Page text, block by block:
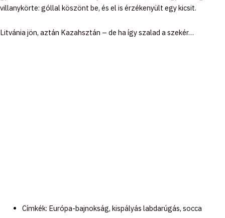
villanykörte: góllal köszönt be, és el is érzékenyült egy kicsit.
Litvánia jön, aztán Kazahsztán – de ha így szalad a szekér…
Címkék: Európa-bajnokság, kispályás labdarúgás, socca